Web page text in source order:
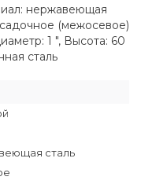
нержавеющая
(межосевое)
1 ", Высота: 60
сталь
сталь